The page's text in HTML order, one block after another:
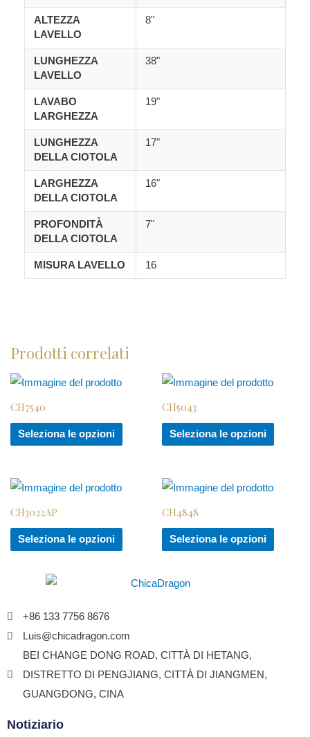
ALTEZZA
LAVELLO
8"
LUNGHEZZA
LAVELLO
38"
LAVABO
LARGHEZZA
19"
LUNGHEZZA
DELLA CIOTOLA
17"
LARGHEZZA
DELLA CIOTOLA
16"
PROFONDITÀ
DELLA CIOTOLA
7"
MISURA LAVELLO 16
Prodotti correlati
CH7540
Seleziona le opzioni
CH5043
Seleziona le opzioni
CH3022AP
Seleziona le opzioni
CH4848
Seleziona le opzioni
+86 133 7756 8676
Luis@chicadragon.com
BEI CHANGE DONG ROAD, CITTÀ DI HETANG,
DISTRETTO DI PENGJIANG, CITTÀ DI JIANGMEN,
GUANGDONG, CINA
Notiziario